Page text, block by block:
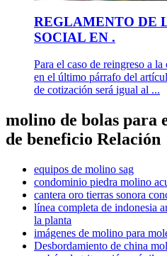
REGLAMENTO DE
SOCIAL EN .
Para el caso de reingreso a
en el último párrafo del
de cotización será igual al ...
molino de bolas para
de beneficio Relación
equipos de molino sag
condominio piedra molino
cantera oro tierras sonora
línea completa de indonesia
la planta
imágenes de molino para
Desbordamiento de china